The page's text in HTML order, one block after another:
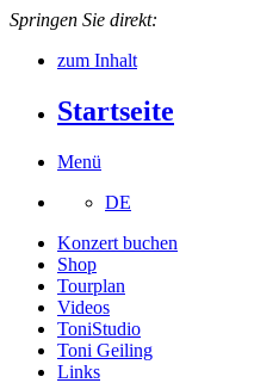
Springen Sie direkt:
zum Inhalt
Startseite
Menü
DE
Konzert buchen
Shop
Tourplan
Videos
ToniStudio
Toni Geiling
Links